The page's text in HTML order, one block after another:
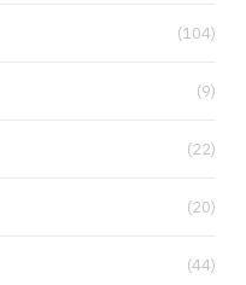
(104)
(9)
(22)
(20)
(44)